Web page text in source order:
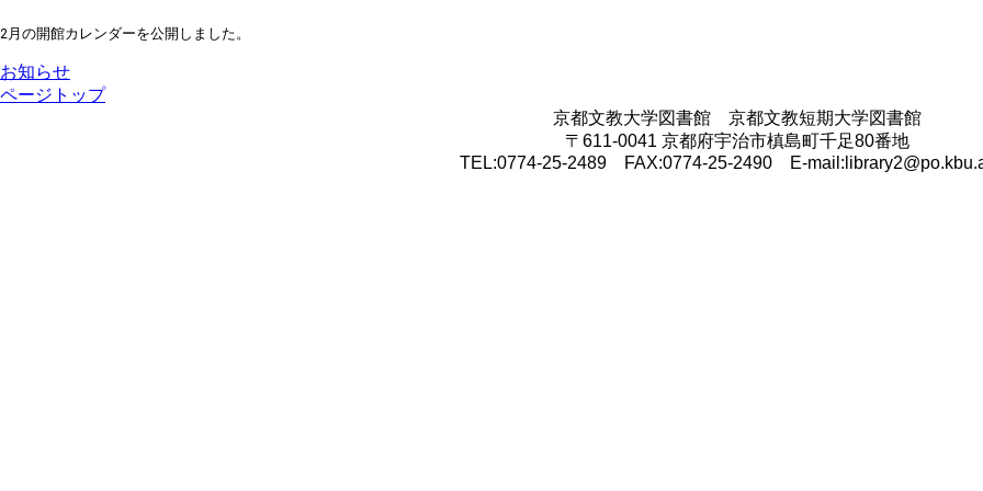
2月の開館カレンダーを公開しました。
お知らせ
ページトップ
京都文教大学図書館 京都文教短期大学図書館
〒611-0041 京都府宇治市槙島町千足80番地
TEL:0774-25-2489 FAX:0774-25-2490 E-